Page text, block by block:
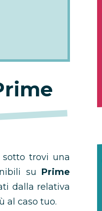
trovi una
su Prime
dalla relativa
al caso tuo.